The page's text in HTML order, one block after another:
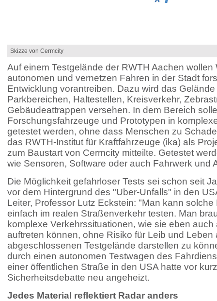
Skizze von Cermcity
Auf einem Testgelände der RWTH Aachen
autonomen und vernetzen Fahren in der Stadt
Entwicklung vorantreiben. Dazu wird das
Parkbereichen, Haltestellen, Kreisverkehr,
Gebäudeattrappen versehen. In dem Bereich
Forschungsfahrzeuge und Prototypen in
getestet werden, ohne dass Menschen zu
das RWTH-Institut für Kraftfahrzeuge (ika) als
zum Baustart von Cermcity mitteilte. Getestet
wie Sensoren, Software oder auch Fahrwerk und
Die Möglichkeit gefahrloser Tests sei schon seit
vor dem Hintergrund des "Uber-Unfalls" in den
Leiter, Professor Lutz Eckstein: "Man kann
einfach im realen Straßenverkehr testen. Man
komplexe Verkehrssituationen, wie sie eben
auftreten können, ohne Risiko für Leib und Leben
abgeschlossenen Testgelände darstellen zu
durch einen autonomen Testwagen des
einer öffentlichen Straße in den USA hatte vor
Sicherheitsdebatte neu angeheizt.
Jedes Material reflektiert Radar anders